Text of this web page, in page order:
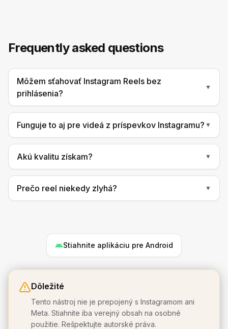
Frequently asked questions
Môžem sťahovať Instagram Reels bez
prihlásenia?
▼
Funguje to aj pre videá z príspevkov Instagramu? ▼
Akú kvalitu získam? ▼
Prečo reel niekedy zlyhá? ▼
Stiahnite aplikáciu pre Android
Dôležité
Tento nástroj nie je prepojený s Instagramom ani
Meta. Stiahnite iba verejný obsah na osobné
použitie. Rešpektujte autorské práva.